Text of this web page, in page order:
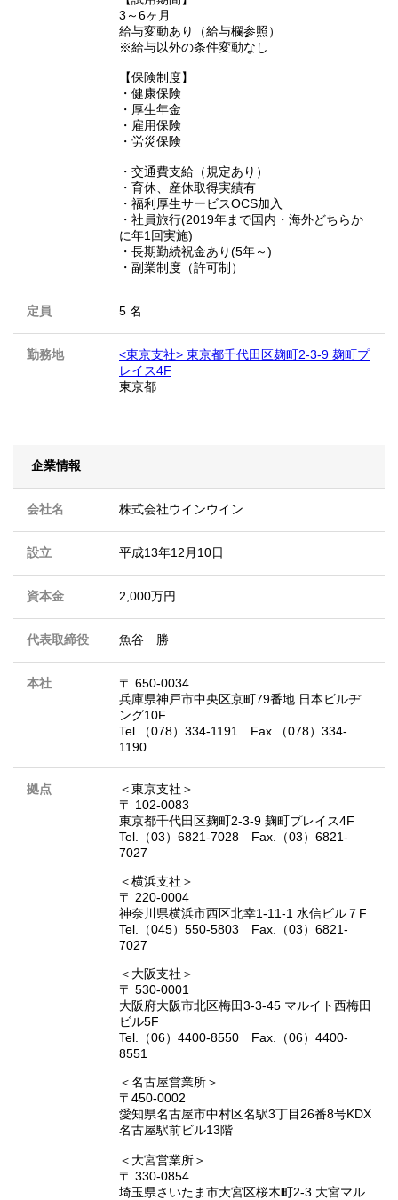
3～6ヶ月
給与変動あり（給与欄参照）
※給与以外の条件変動なし
【保険制度】
・健康保険
・厚生年金
・雇用保険
・労災保険
・交通費支給（規定あり）
・育休、産休取得実績有
・福利厚生サービスOCS加入
・社員旅行(2019年まで国内・海外どちらか
に年1回実施)
・長期勤続祝金あり(5年～)
・副業制度（許可制）
定員 5 名
勤務地
<東京支社> 東京都千代田区麹町2-3-9 麹町プ
レイス4F
東京都
企業情報
会社名 株式会社ウインウイン
設立 平成13年12月10日
資本金 2,000万円
代表取締役 魚谷 勝
本社
〒 650-0034
兵庫県神戸市中央区京町79番地 日本ビルヂ
ング10F
Tel.（078）334-1191 Fax.（078）334-
1190
拠点
＜東京支社＞
〒 102-0083
東京都千代田区麹町2-3-9 麹町プレイス4F
Tel.（03）6821-7028 Fax.（03）6821-
7027
＜横浜支社＞
〒 220-0004
神奈川県横浜市西区北幸1-11-1 水信ビル７F
Tel.（045）550-5803 Fax.（03）6821-
7027
＜大阪支社＞
〒 530-0001
大阪府大阪市北区梅田3-3-45 マルイト西梅田
ビル5F
Tel.（06）4400-8550 Fax.（06）4400-
8551
＜名古屋営業所＞
〒450-0002
愛知県名古屋市中村区名駅3丁目26番8号KDX
名古屋駅前ビル13階
＜大宮営業所＞
〒 330-0854
埼玉県さいたま市大宮区桜木町2-3 大宮マル